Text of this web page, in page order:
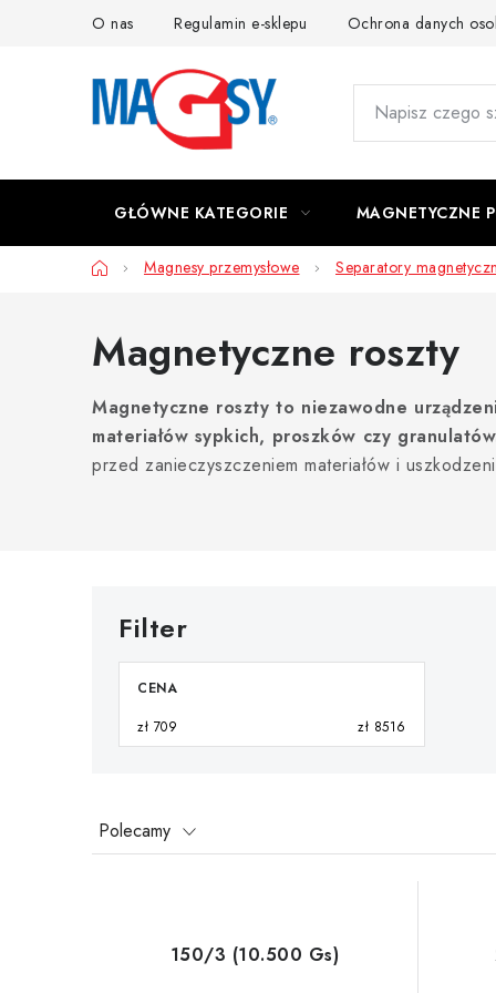
O nas Regulamin e-sklepu Ochrona danych
GŁÓWNE KATEGORIE MAGNETYCZNE
HomeMagnesy przemysłowe Separatory
Magnetyczne roszty
Magnetyczne roszty to niezawodne
materiałów sypkich, proszków czy
przed zanieczyszczeniem materiałów i
CENA
zł 709 zł 8516
S
Polecamy
150/3 (10.500 Gs)